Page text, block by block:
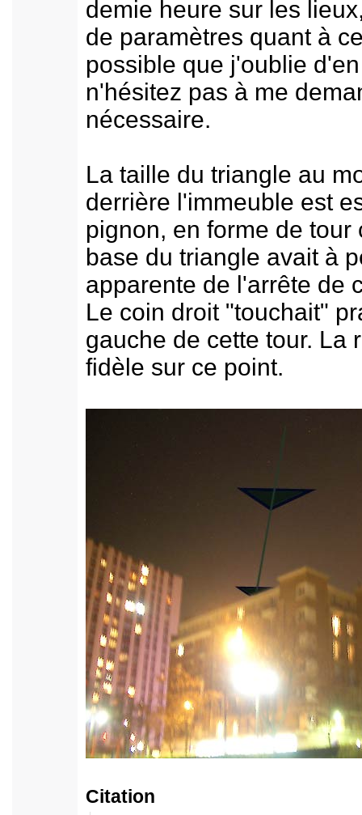
demie heure sur les
de paramètres quant à
possible que j'oublie
n'hésitez pas à me
nécessaire.
La taille du triangle au
derrière l'immeuble est
pignon, en forme de
base du triangle avait à
apparente de l'arrête de
Le coin droit "touchait"
gauche de cette tour. La
fidèle sur ce point.
Citation